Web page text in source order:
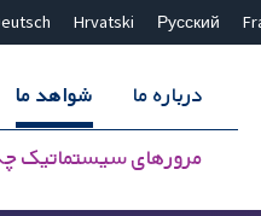
Русский
Hrvatski
درباره ما شواهد ما
مرورهای سیستماتیک